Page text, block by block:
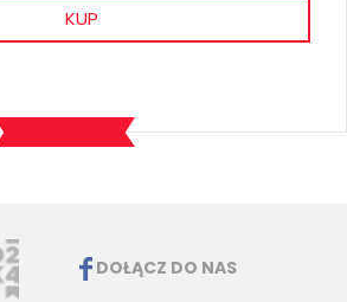
KUP
DOŁĄCZ DO NAS